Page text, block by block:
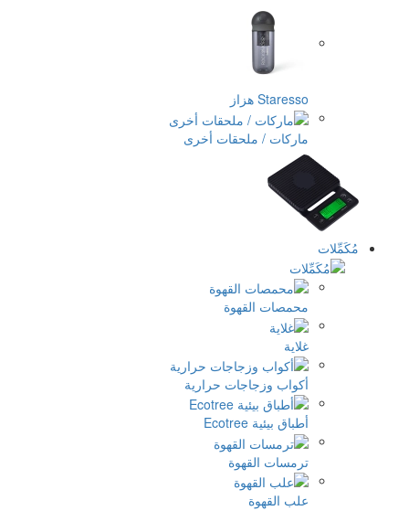
Staresso هزاز
ماركات / ملحقات أخرى
مُكَمِّلات
محمصات القهوة
غلاية
أكواب وزجاجات حرارية
أطباق بيئية Ecotree
ترمسات القهوة
علب القهوة